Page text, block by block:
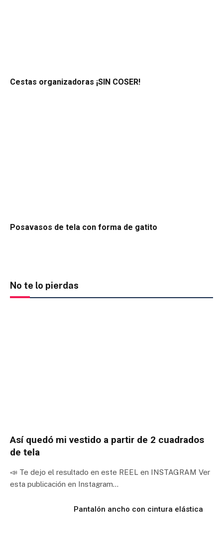
Cestas organizadoras ¡SIN COSER!
Posavasos de tela con forma de gatito
No te lo pierdas
Así quedó mi vestido a partir de 2 cuadrados
de tela
📣 Te dejo el resultado en este REEL en INSTAGRAM Ver
esta publicación en Instagram…
Pantalón ancho con cintura elástica